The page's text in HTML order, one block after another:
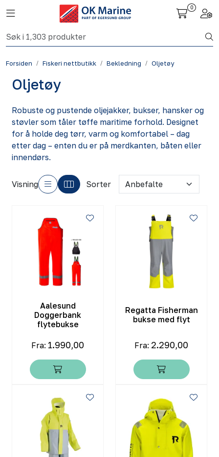
Skip to main content
Toggle navigation
0
Forsiden Fiskeri nettbutikk Bekledning Oljetøy
Oljetøy
Robuste og pustende oljejakker, bukser, hansker og
støvler som tåler tøffe maritime forhold. Designet
for å holde deg tørr, varm og komfortabel – dag
etter dag – enten du er på merdkanten, båten eller
innendørs.
Visning Sorter
Aalesund
Doggerbank
flytebukse
Fra: 1.990,00
Regatta Fisherman
bukse med flyt
Fra: 2.290,00
Fiskeri nettbutikk
Havbruk
Aktuelt
Om oss
Kontakt